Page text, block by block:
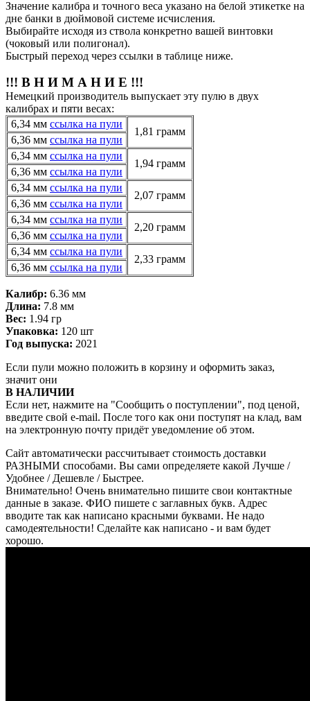
Значение калибра и точного веса указано на белой этикетке на
дне банки в дюймовой системе исчисления.
Выбирайте исходя из ствола конкретно вашей винтовки
(чоковый или полигонал).
Быстрый переход через ссылки в таблице ниже.
!!! В Н И М А Н И Е !!!
Немецкий производитель выпускает эту пулю в двух
калибрах и пяти весах:
6,34 мм ссылка на пули
1,81 грамм
6,36 мм ссылка на пули
6,34 мм ссылка на пули
1,94 грамм
6,36 мм ссылка на пули
6,34 мм ссылка на пули
2,07 грамм
6,36 мм ссылка на пули
6,34 мм ссылка на пули
2,20 грамм
6,36 мм ссылка на пули
6,34 мм ссылка на пули
2,33 грамм
6,36 мм ссылка на пули
Калибр: 6.36 мм
Длина: 7.8 мм
Вес: 1.94 гр
Упаковка: 120 шт
Год выпуска: 2021
Если пули можно положить в корзину и оформить заказ,
значит они
В НАЛИЧИИ
Если нет, нажмите на "Сообщить о поступлении", под ценой,
введите свой e-mail. После того как они поступят на клад, вам
на электронную почту придёт уведомление об этом.
Сайт автоматически рассчитывает стоимость доставки
РАЗНЫМИ способами. Вы сами определяете какой Лучше /
Удобнее / Дешевле / Быстрее.
Внимательно! Очень внимательно пишите свои контактные
данные в заказе. ФИО пишете с заглавных букв. Адрес
вводите так как написано красными буквами. Не надо
самодеятельности! Сделайте как написано - и вам будет
хорошо.